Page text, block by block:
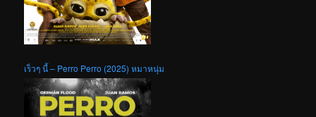
เร็วๆ นี้ – Perro Perro (2025) หมาหนุ่ม